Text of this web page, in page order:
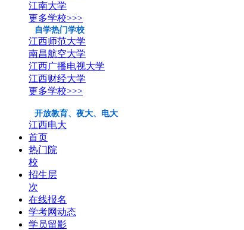
江南大学
更多学校>>>
自学热门学校
江西师范大学
南昌航空大学
江西广播电视大学
江西财经大学
更多学校>>>
开放教育、夜大、电大
江西电大
首页
热门院
校
招生层
次
在线报名
学考网动态
学员留影